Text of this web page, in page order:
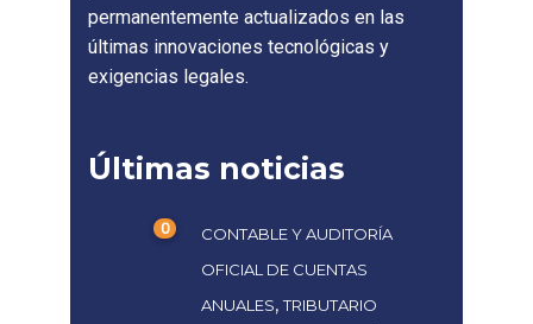
permanentemente actualizados en las
últimas innovaciones tecnológicas y
exigencias legales.
Últimas noticias
0
CONTABLE Y AUDITORÍA
OFICIAL DE CUENTAS
ANUALES,TRIBUTARIO